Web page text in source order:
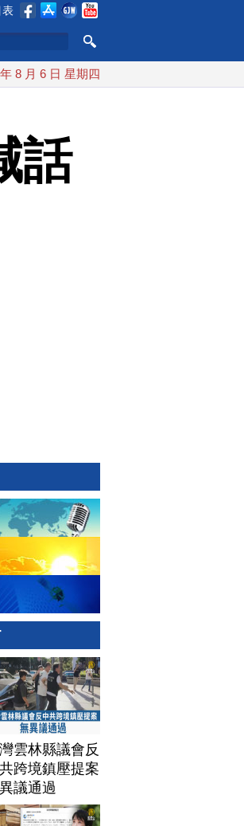
配合漢光 總統賴清德親登雲豹前進圓山指
8 月 6 日 星期四
話
雲林縣議會反
跨境鎮壓提案
議通過